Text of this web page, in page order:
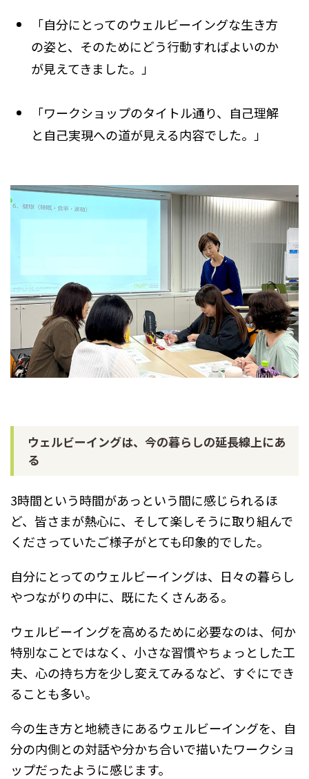
「自分にとってのウェルビーイングな生き方
の姿と、そのためにどう行動すればよいのか
が見えてきました。」
「ワークショップのタイトル通り、自己理解
と自己実現への道が見える内容でした。」
ウェルビーイングは、今の暮らしの延長線上にあ
る
3時間という時間があっという間に感じられるほ
ど、皆さまが熱心に、そして楽しそうに取り組んで
くださっていたご様子がとても印象的でした。
自分にとってのウェルビーイングは、日々の暮らし
やつながりの中に、既にたくさんある。
ウェルビーイングを高めるために必要なのは、何か
特別なことではなく、小さな習慣やちょっとした工
夫、心の持ち方を少し変えてみるなど、すぐにでき
ることも多い。
今の生き方と地続きにあるウェルビーイングを、自
分の内側との対話や分かち合いで描いたワークショ
ップだったように感じます。